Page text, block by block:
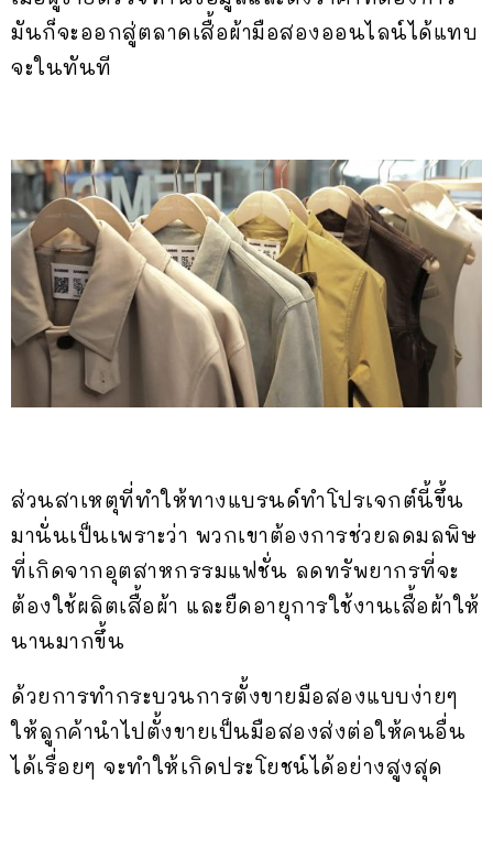
มันก็จะออกสู่ตลาดเสื้อผ้ามือสองออนไลน์ได้แทบ
จะในทันที
ส่วนสาเหตุที่ทำให้ทางแบรนด์ทำโปรเจกต์นี้ขึ้น
มานั่นเป็นเพราะว่า พวกเขาต้องการช่วยลดมลพิษ
ที่เกิดจากอุตสาหกรรมแฟชั่น ลดทรัพยากรที่จะ
ต้องใช้ผลิตเสื้อผ้า และยืดอายุการใช้งานเสื้อผ้าให้
นานมากขึ้น
ด้วยการทำกระบวนการตั้งขายมือสองแบบง่ายๆ
ให้ลูกค้านำไปตั้งขายเป็นมือสองส่งต่อให้คนอื่น
ได้เรื่อยๆ จะทำให้เกิดประโยชน์ได้อย่างสูงสุด